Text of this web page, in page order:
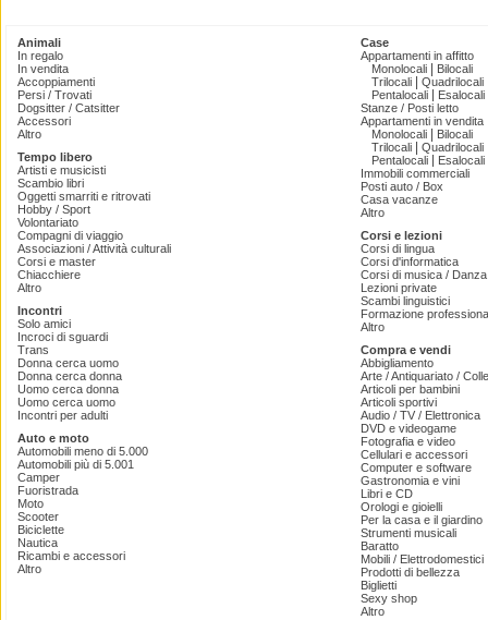
Animali
In regalo
In vendita
Accoppiamenti
Persi / Trovati
Dogsitter / Catsitter
Accessori
Altro
Tempo libero
Artisti e musicisti
Scambio libri
Oggetti smarriti e ritrovati
Hobby / Sport
Volontariato
Compagni di viaggio
Associazioni / Attività culturali
Corsi e master
Chiacchiere
Altro
Incontri
Solo amici
Incroci di sguardi
Trans
Donna cerca uomo
Donna cerca donna
Uomo cerca donna
Uomo cerca uomo
Incontri per adulti
Auto e moto
Automobili meno di 5.000
Automobili più di 5.001
Camper
Fuoristrada
Moto
Scooter
Biciclette
Nautica
Ricambi e accessori
Altro
Case
Appartamenti in affitto
Monolocali
Bilocali
Trilocali
Quadrilocali
Pentalocali
Esalocali
Stanze / Posti letto
Appartamenti in vendita
Monolocali
Bilocali
Trilocali
Quadrilocali
Pentalocali
Esalocali
Immobili commerciali
Posti auto / Box
Casa vacanze
Altro
Corsi e lezioni
Corsi di lingua
Corsi d'informatica
Corsi di musica /
Lezioni private
Scambi linguistici
Formazione
Altro
Compra e vendi
Abbigliamento
Arte / Antiquariato /
Articoli per bambini
Articoli sportivi
Audio / TV / Elettronica
DVD e videogame
Fotografia e video
Cellulari e accessori
Computer e software
Gastronomia e vini
Libri e CD
Orologi e gioielli
Per la casa e il giardino
Strumenti musicali
Baratto
Mobili / Elettrodomestici
Prodotti di bellezza
Biglietti
Sexy shop
Altro